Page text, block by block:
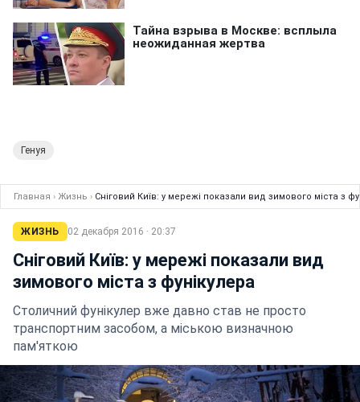
Генуя
Главная › Жизнь › Сніговий Київ: у мережі показали вид зимового міста з
ЖИЗНЬ 02 декабря 2016 · 20:37
Сніговий Київ: у мережі показали вид
зимового міста з фунікулера
Столичний фунікулер вже давно став не просто
транспортним засобом, а міською визначною
пам'яткою